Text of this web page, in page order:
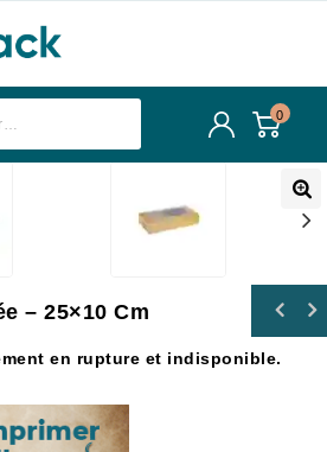
0
– 25×10 Cm
en rupture et indisponible.